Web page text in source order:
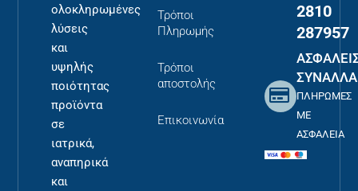
ολοκληρωμένες
λύσεις
και
υψηλής
ποιότητας
προϊόντα
σε
ιατρικά,
αναπηρικά
και
Τρόποι
Πληρωμής
Τρόποι
αποστολής
Επικοινωνία
2810
287957
ΠΛΗΡΩΜΕΣ
ΜΕ
ΑΣΦΑΛΕΙΑ